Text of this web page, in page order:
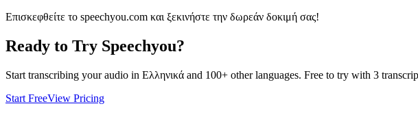
Επισκεφθείτε το speechyou.com και ξεκινήστε την δωρεάν δοκιμή σας!
Ready to Try Speechyou?
Start transcribing your audio in Ελληνικά and 100+ other languages. Free to try with 3
Start FreeView Pricing